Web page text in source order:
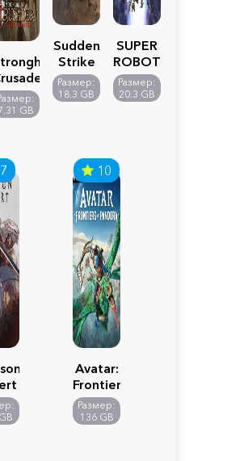
GB
Sudden
Strike
5
Размер:
18.3 GB
SUPER
ROBOT
WARS
Y
Размер:
20.3 GB
10
Avatar:
Frontiers
of
Pandora
Размер:
136 GB